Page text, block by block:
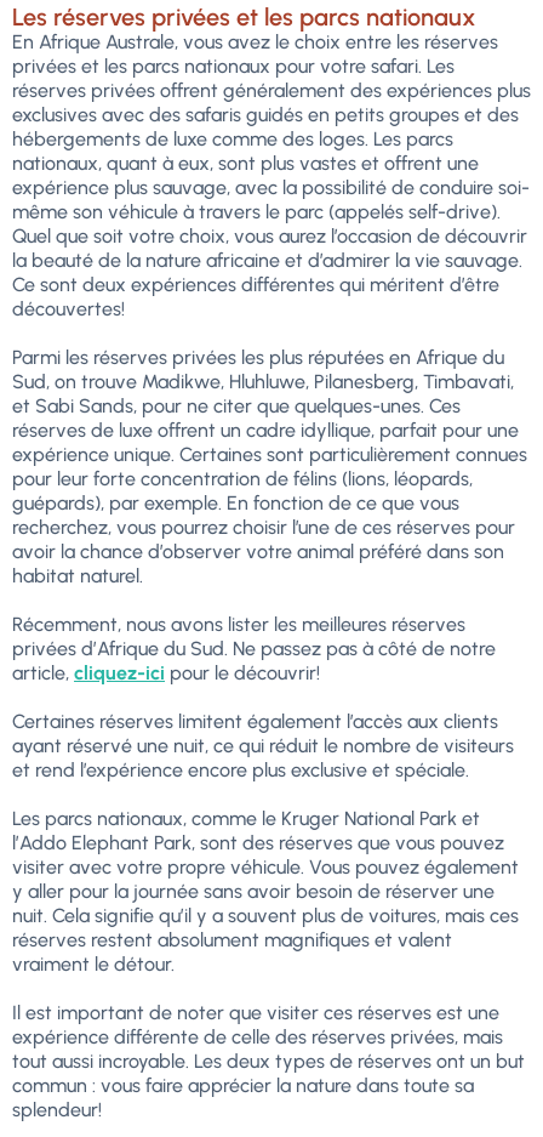
Les réserves privées et les parcs nationaux
En Afrique Australe, vous avez le choix entre les réserves
privées et les parcs nationaux pour votre safari. Les
réserves privées offrent généralement des expériences plus
exclusives avec des safaris guidés en petits groupes et des
hébergements de luxe comme des loges. Les parcs
nationaux, quant à eux, sont plus vastes et offrent une
expérience plus sauvage, avec la possibilité de conduire soi-
même son véhicule à travers le parc (appelés self-drive).
Quel que soit votre choix, vous aurez l’occasion de découvrir
la beauté de la nature africaine et d’admirer la vie sauvage.
Ce sont deux expériences différentes qui méritent d’être
découvertes!
Parmi les réserves privées les plus réputées en Afrique du
Sud, on trouve Madikwe, Hluhluwe, Pilanesberg, Timbavati,
et Sabi Sands, pour ne citer que quelques-unes. Ces
réserves de luxe offrent un cadre idyllique, parfait pour une
expérience unique. Certaines sont particulièrement connues
pour leur forte concentration de félins (lions, léopards,
guépards), par exemple. En fonction de ce que vous
recherchez, vous pourrez choisir l’une de ces réserves pour
avoir la chance d’observer votre animal préféré dans son
habitat naturel.
Récemment, nous avons lister les meilleures réserves
privées d’Afrique du Sud. Ne passez pas à côté de notre
article, cliquez-ici pour le découvrir!
Certaines réserves limitent également l’accès aux clients
ayant réservé une nuit, ce qui réduit le nombre de visiteurs
et rend l’expérience encore plus exclusive et spéciale.
Les parcs nationaux, comme le Kruger National Park et
l’Addo Elephant Park, sont des réserves que vous pouvez
visiter avec votre propre véhicule. Vous pouvez également
y aller pour la journée sans avoir besoin de réserver une
nuit. Cela signifie qu’il y a souvent plus de voitures, mais ces
réserves restent absolument magnifiques et valent
vraiment le détour.
Il est important de noter que visiter ces réserves est une
expérience différente de celle des réserves privées, mais
tout aussi incroyable. Les deux types de réserves ont un but
commun : vous faire apprécier la nature dans toute sa
splendeur!